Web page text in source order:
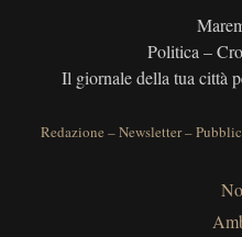
Politica –
Il giornale della tua città
Redazione –Newsletter–